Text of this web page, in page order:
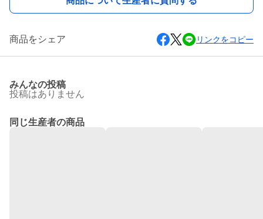
商品をシェア リンクをコピー
みんなの投稿
投稿はありません
同じ生産者の商品